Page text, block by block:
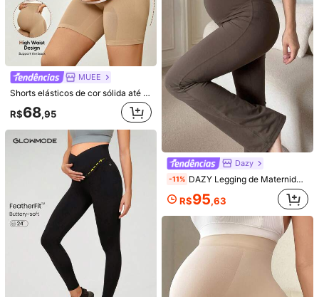
-20% Calça Flare Coton Jeans Confortável Para Gestante
R$79,00 80+ vendido
Envio Nacional
Calça Legging Gestante Cós Alto Anatômico Sem Costura
Legging de Gestante de Cor Sólida com Alta Elasticidade e Suporte Abdominal
#5 Mais Bem Avaliado
em Leggings de maternidade
68,47 50+ vendido
-30% Kit 2 legging gestante preto + cinza mescla alto conforto sustentação roupa maternidade calça grávida
MUEE
Shorts elásticos de cor sólida até o joelho para gestantes, adequados para o verão para uso casual durante a gravidez
R$68,95
Dazy
-11% DAZY Legging de Maternidade Longa com Perna Flare, Elástica, Ajustada, Cor Sólida com Patchwork, Fivela Ajustável, Elegante e Casual para Uso Diário, Todas as Estações
R$95,63